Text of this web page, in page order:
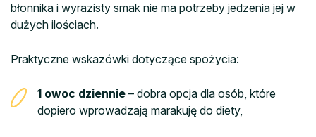
błonnika i wyrazisty smak nie ma potrzeby jedzenia jej w
dużych ilościach.
Praktyczne wskazówki dotyczące spożycia:
1 owoc dziennie – dobra opcja dla osób, które
dopiero wprowadzają marakuję do diety,